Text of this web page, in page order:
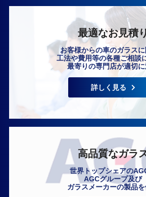
いますぐ無料相
最適なお見積り
お客様からの車のガラス
工法や費用等の各種ご相談
最寄りの専門店が適切
詳しく見る
高品質なガラ
世界トップシェアの
AGCグループ及び
ガラスメーカーの製品を